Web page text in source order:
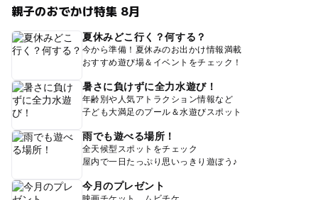
親子のおでかけ特集 8月
夏休みどこ行く？何する？
今から準備！夏休みのお出かけ情報満載
おすすめ遊び場＆イベントをチェック！
暑さに負けずに全力水遊び！
年齢別や人気アトラクション情報など
子ども大満足のプール＆水遊びスポット
雨でも遊べる場所！
全天候型スポットをチェック
屋内で一日たっぷり思いっきり遊ぼう♪
今月のプレゼント